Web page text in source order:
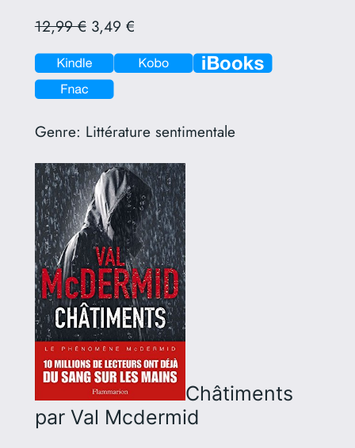
12,99 €3,49 €
Genre: Littérature sentimentale
Châtiments
par Val Mcdermid